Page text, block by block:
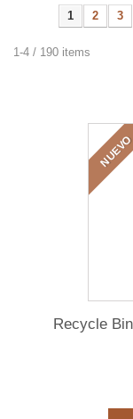
1 2 3
1-4 / 190 items
NUEVO
Recycle